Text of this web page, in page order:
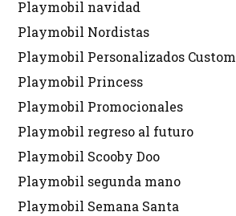
Playmobil navidad
Playmobil Nordistas
Playmobil Personalizados Custom
Playmobil Princess
Playmobil Promocionales
Playmobil regreso al futuro
Playmobil Scooby Doo
Playmobil segunda mano
Playmobil Semana Santa